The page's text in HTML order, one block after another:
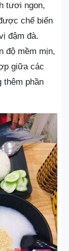
tươi ngon,
chế biến
đậm đà.
độ mềm mịn,
giữa các
thêm phần